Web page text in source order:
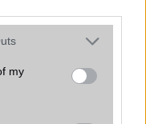
one or more Google
You may click to
third-party tags to
in below Google
my
Gear S